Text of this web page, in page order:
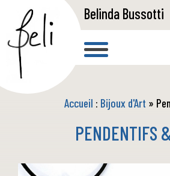
Belinda Bussotti
Accueil : Bijoux d'Art »
PENDENTIFS